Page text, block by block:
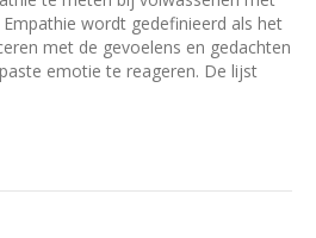
wordt gedefinieerd als het
met de gevoelens en gedachten
emotie te reageren. De lijst